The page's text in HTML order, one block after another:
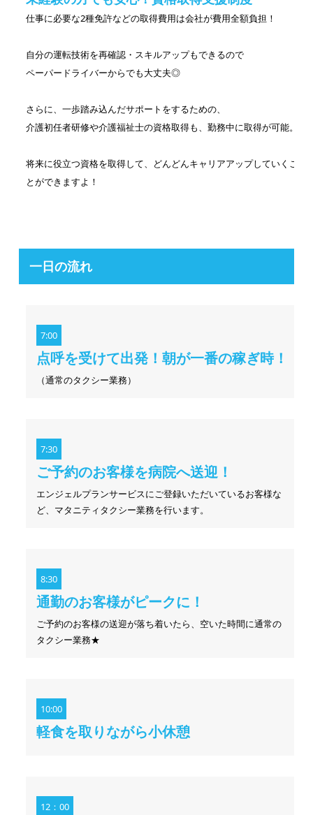
仕事に必要な2種免許などの取得費用は会社が費用全額負担！
自分の運転技術を再確認・スキルアップもできるので
ペーパードライバーからでも大丈夫◎
さらに、一歩踏み込んだサポートをするための、
介護初任者研修や介護福祉士の資格取得も、勤務中に取得が可能。
将来に役立つ資格を取得して、どんどんキャリアアップしていくこ
とができますよ！
一日の流れ
7:00
点呼を受けて出発！朝が一番の稼ぎ時！
（通常のタクシー業務）
7:30
ご予約のお客様を病院へ送迎！
エンジェルプランサービスにご登録いただいているお客様な
ど、マタニティタクシー業務を行います。
8:30
通勤のお客様がピークに！
ご予約のお客様の送迎が落ち着いたら、空いた時間に通常の
タクシー業務★
10:00
軽食を取りながら小休憩
12：00